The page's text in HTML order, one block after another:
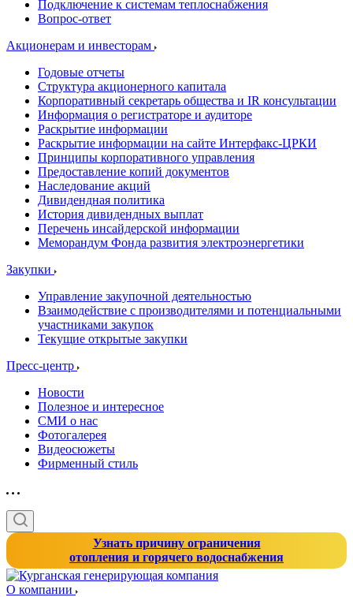
Подключение к системам теплоснабжения
Вопрос-ответ
Акционерам и инвесторам
Годовые отчеты
Структура акционерного капитала
Корпоративный секретарь общества и IR консультации
Информация о регистраторе и аудиторе
Раскрытие информации
Раскрытие информации на сайте Интерфакс-ЦРКИ
Принципы корпоративного управления
Предоставление копий документов
Наследование акций
Дивидендная политика
История дивидендных выплат
Перечень инсайдерской информации
Меморандум Фонда развития электроэнергетики
Закупки
Управление закупочной деятельностью
Взаимодействие с производителями и потенциальными
участниками закупок
Текущие открытые закупки
Пресс-центр
Новости
Полезное и интересное
СМИ о нас
Фотогалерея
Видеосюжеты
Фирменный стиль
Узнать причину ограничения
отопления и горячего водоснабжения
О компании